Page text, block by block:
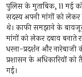
पुलिस के मुताबिक, 11 मई
सदस्य अपनी मांगों को लेकर
थे। काफी समझाने के बावजूद
मांगों को लेकर दबाव बनाते
धरना-प्रदर्शन और
प्रशासन के अधिकारियों को
गई।